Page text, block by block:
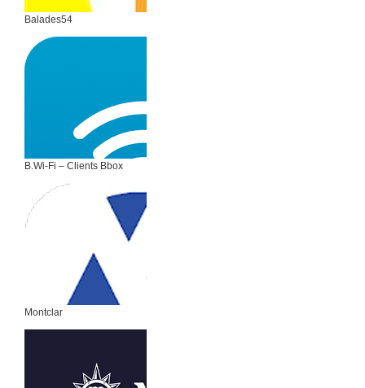
Balades54
B.Wi-Fi – Clients Bbox
Montclar